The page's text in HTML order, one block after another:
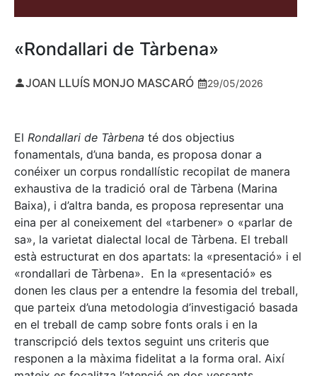
«Rondallari de Tàrbena»
JOAN LLUÍS MONJO MASCARÓ 29/05/2026
El Rondallari de Tàrbena té dos objectius
fonamentals, d’una banda, es proposa donar a
conéixer un corpus rondallístic recopilat de manera
exhaustiva de la tradició oral de Tàrbena (Marina
Baixa), i d’altra banda, es proposa representar una
eina per al coneixement del «tarbener» o «parlar de
sa», la varietat dialectal local de Tàrbena. El treball
està estructurat en dos apartats: la «presentació» i el
«rondallari de Tàrbena». En la «presentació» es
donen les claus per a entendre la fesomia del treball,
que parteix d’una metodologia d’investigació basada
en el treball de camp sobre fonts orals i en la
transcripció dels textos seguint uns criteris que
responen a la màxima fidelitat a la forma oral. Així